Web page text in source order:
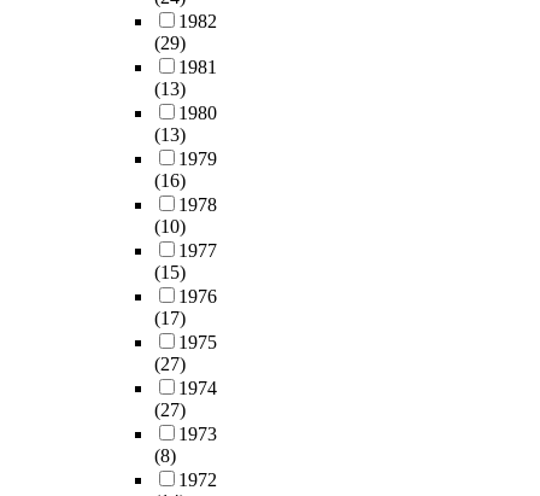
1982
(29)
1981
(13)
1980
(13)
1979
(16)
1978
(10)
1977
(15)
1976
(17)
1975
(27)
1974
(27)
1973
(8)
1972